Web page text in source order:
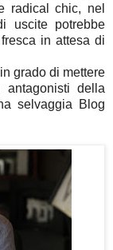
radical chic, nel
uscite potrebbe
in attesa di
grado di mettere
della
selvaggia Blog